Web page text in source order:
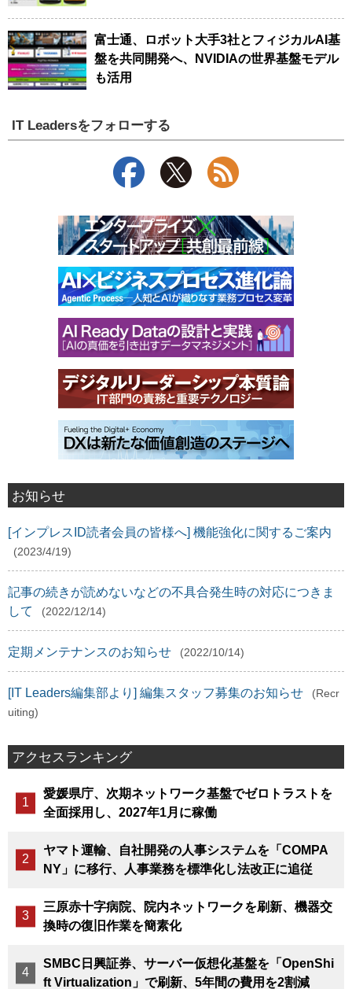
富士通、ロボット大手3社とフィジカルAI基
盤を共同開発へ、NVIDIAの世界基盤モデル
も活用
IT Leadersをフォローする
お知らせ
[インプレスID読者会員の皆様へ] 機能強化に関するご案内
(2023/4/19)
記事の続きが読めないなどの不具合発生時の対応につきま
して
(2022/12/14)
定期メンテナンスのお知らせ (2022/10/14)
[IT Leaders編集部より] 編集スタッフ募集のお知らせ
(Recr
uiting)
アクセスランキング
愛媛県庁、次期ネットワーク基盤でゼロトラストを
全面採用し、2027年1月に稼働
ヤマト運輸、自社開発の人事システムを「COMPA
NY」に移行、人事業務を標準化し法改正に追従
三原赤十字病院、院内ネットワークを刷新、機器交
換時の復旧作業を簡素化
SMBC日興証券、サーバー仮想化基盤を「OpenShi
ft Virtualization」で刷新、5年間の費用を2割減